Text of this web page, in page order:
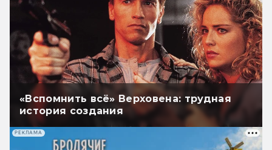
«Вспомнить всё» Верховена: трудная
история создания
РЕКЛАМА